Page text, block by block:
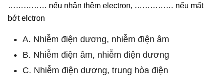
…………… nếu nhận thêm electron, …………… nếu mất
bớt elctron
A. Nhiễm điện dương, nhiễm điện âm
B. Nhiễm điện âm, nhiễm điện dương
C. Nhiễm điện dương, trung hòa điện